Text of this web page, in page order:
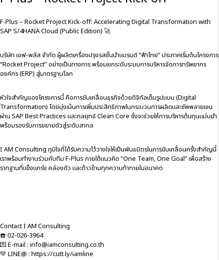
F-Plus – Rocket Project Kick-off: Accelerating Digital Transformation with
SAP S/4HANA Cloud (Public Edition) 🚀
บริษัท เอฟ-พลัส จำกัด ผู้ผลิตเครื่องปรุงรสชั้นนำแบรนด์ “ฟ้าไทย” ประกาศเริ่มต้นโครงการ
“Rocket Project” อย่างเป็นทางการ พร้อมยกระดับระบบการบริหารจัดการทรัพยากร
องค์กร (ERP) สู่มาตรฐานโลก
หัวใจสำคัญของโครงการนี้ คือการขับเคลื่อนธุรกิจด้วยดิจิทัลเต็มรูปแบบ (Digital
Transformation) โดยมุ่งเน้นการเพิ่มประสิทธิภาพในกระบวนการผลิตและซัพพลายเชน
ผ่าน SAP Best Practices และกลยุทธ์ Clean Core ซึ่งจะช่วยให้การบริหารต้นทุนแม่นยำ
พร้อมรองรับการขยายตัวสู่ระดับสากล
I AM Consulting ภูมิใจที่ได้รับความไว้วางใจให้เป็นพันธมิตรในการขับเคลื่อนครั้งสำคัญนี้
เราพร้อมทำงานร่วมกับทีม F-Plus ภายใต้แนวคิด “One Team, One Goal” เพื่อสร้าง
รากฐานที่แข็งแกร่ง คล่องตัว และก้าวข้ามทุกความท้าทายในอนาคต
Contact I AM Consulting
☎️ 02-026-3964
💌 E-mail : info@iamconsulting.co.th
💚 LINE@ : https://cutt.ly/iamline